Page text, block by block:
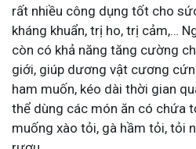
rất nhiều công dụng tốt cho
kháng khuẩn, trị ho, trị cảm,…
còn có khả năng tăng cường
giới, giúp dương vật cương
ham muốn, kéo dài thời gian
thể dùng các món ăn có chứa
muống xào tỏi, gà hầm tỏi, tỏi